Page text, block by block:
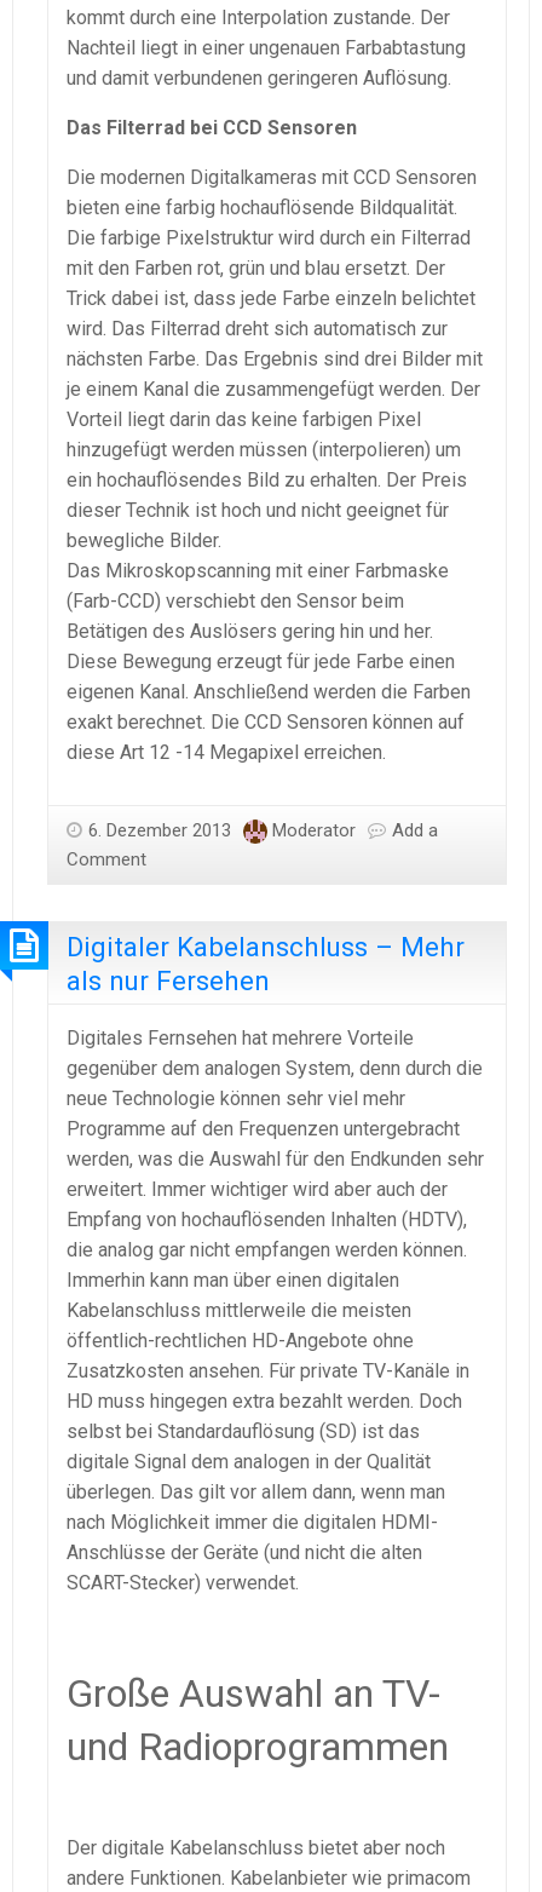
kommt durch eine Interpolation zustande. Der
Nachteil liegt in einer ungenauen Farbabtastung
und damit verbundenen geringeren Auflösung.
Das Filterrad bei CCD Sensoren
Die modernen Digitalkameras mit CCD Sensoren
bieten eine farbig hochauflösende Bildqualität.
Die farbige Pixelstruktur wird durch ein Filterrad
mit den Farben rot, grün und blau ersetzt. Der
Trick dabei ist, dass jede Farbe einzeln belichtet
wird. Das Filterrad dreht sich automatisch zur
nächsten Farbe. Das Ergebnis sind drei Bilder mit
je einem Kanal die zusammengefügt werden. Der
Vorteil liegt darin das keine farbigen Pixel
hinzugefügt werden müssen (interpolieren) um
ein hochauflösendes Bild zu erhalten. Der Preis
dieser Technik ist hoch und nicht geeignet für
bewegliche Bilder.
Das Mikroskopscanning mit einer Farbmaske
(Farb-CCD) verschiebt den Sensor beim
Betätigen des Auslösers gering hin und her.
Diese Bewegung erzeugt für jede Farbe einen
eigenen Kanal. Anschließend werden die Farben
exakt berechnet. Die CCD Sensoren können auf
diese Art 12 -14 Megapixel erreichen.
6. Dezember 2013 Moderator
Add a
Comment
Digitaler Kabelanschluss – Mehr
als nur Fersehen
Digitales Fernsehen hat mehrere Vorteile
gegenüber dem analogen System, denn durch die
neue Technologie können sehr viel mehr
Programme auf den Frequenzen untergebracht
werden, was die Auswahl für den Endkunden sehr
erweitert. Immer wichtiger wird aber auch der
Empfang von hochauflösenden Inhalten (HDTV),
die analog gar nicht empfangen werden können.
Immerhin kann man über einen digitalen
Kabelanschluss mittlerweile die meisten
öffentlich-rechtlichen HD-Angebote ohne
Zusatzkosten ansehen. Für private TV-Kanäle in
HD muss hingegen extra bezahlt werden. Doch
selbst bei Standardauflösung (SD) ist das
digitale Signal dem analogen in der Qualität
überlegen. Das gilt vor allem dann, wenn man
nach Möglichkeit immer die digitalen HDMI-
Anschlüsse der Geräte (und nicht die alten
SCART-Stecker) verwendet.
Große Auswahl an TV-
und Radioprogrammen
Der digitale Kabelanschluss bietet aber noch
andere Funktionen. Kabelanbieter wie primacom